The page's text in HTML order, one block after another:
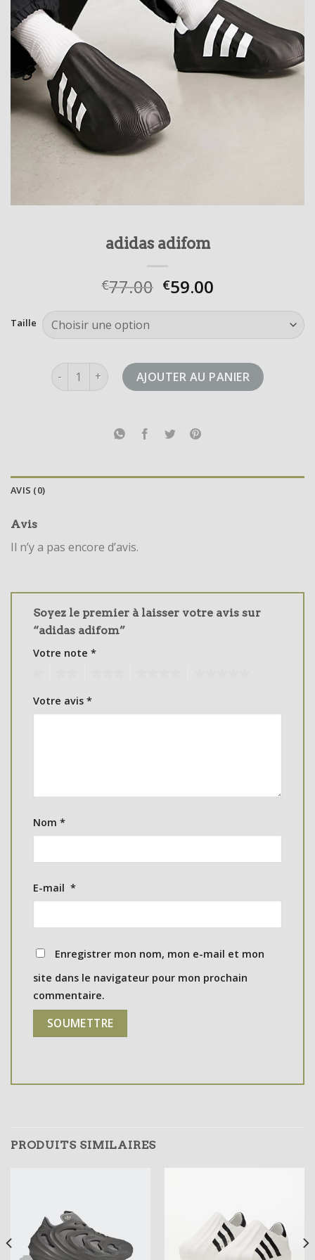
adidas adifom
€77.00 €59.00
Taille
quantité de adidas adifomAJOUTER AU PANIER
AVIS (0)
Avis
Il n’y a pas encore d’avis.
Soyez le premier à laisser votre avis sur
“adidas adifom”
Votre note *
Votre avis *
Nom *
E-mail *
Enregistrer mon nom, mon e-mail et mon
site dans le navigateur pour mon prochain
commentaire.
PRODUITS SIMILAIRES